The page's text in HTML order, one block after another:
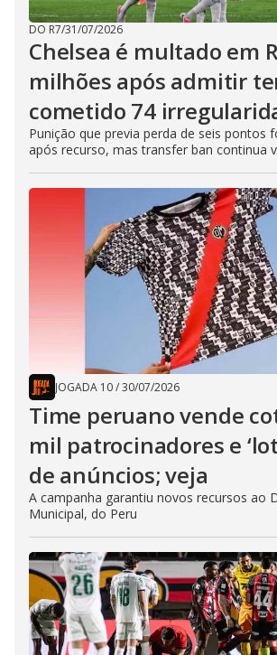
DO R7/31/07/2026
Chelsea é multado em
milhões após admitir
cometido 74
Punição que previa perda de seis pontos
após recurso, mas transfer ban continua
JOGADA 10/30/07/2026
Time peruano vende
mil patrocinadores e
de anúncios; veja
A campanha garantiu novos recursos ao
Municipal, do Peru